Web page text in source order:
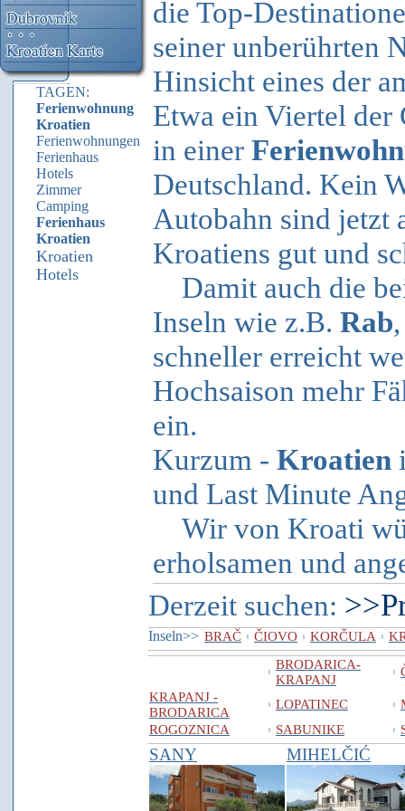
TAGEN:
Ferienwohnung
Kroatien
Ferienwohnungen
Ferienhaus
Hotels
Zimmer
Camping
Ferienhaus
Kroatien
Kroatien
Hotels
die Top-
seiner unberührten
Hinsicht eines der
Etwa ein Viertel
in einer
Deutschland. Kein
Autobahn sind jetzt
Kroatiens gut und
Damit auch die
Inseln wie z.B. Rab
schneller erreicht
Hochsaison mehr
ein.
Kurzum - Kroatien
und Last Minute
Wir von Kroati
erholsamen und
Derzeit suchen:
Inseln>> BRAČ ČIOVO KORČULA
BRODARICA-
KRAPANJ
KRAPANJ -
BRODARICA
LOPATINEC
ROGOZNICA
SABUNIKE
SANY MIHELČIĆ